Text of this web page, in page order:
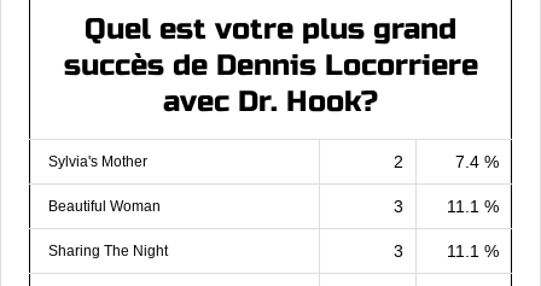
Quel est votre plus grand
succès de Dennis Locorriere
avec Dr. Hook?
Sylvia's Mother 2 7.4 %
Beautiful Woman 3 11.1 %
Sharing The Night 3 11.1 %